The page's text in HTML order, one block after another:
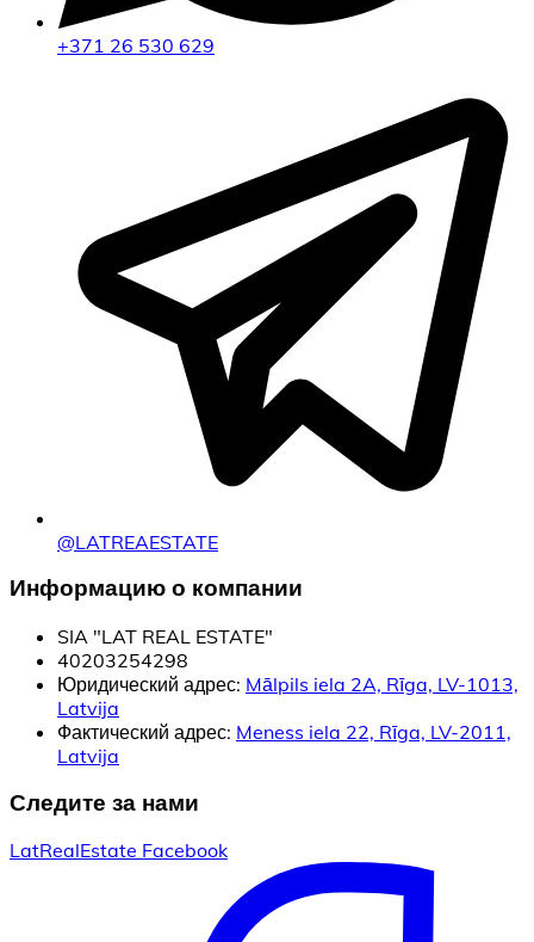
+371 26 530 629
@LATREAESTATE
Информацию о компании
SIA "LAT REAL ESTATE"
40203254298
Юридический адрес: Mālpils iela 2A, Rīga, LV-1013,
Latvija
Фактический адрес: Meness iela 22, Rīga, LV-2011,
Latvija
Следите за нами
LatRealEstate Facebook